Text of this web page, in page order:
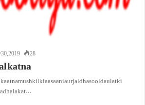
2019 28
katna
mushkil ki aasaani aur jald hasool daulat ki
halakat…